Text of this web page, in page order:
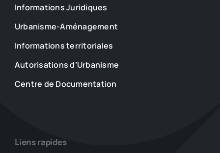
Informations Juridiques
Urbanisme-Aménagement
Informations territoriales
Autorisations d’Urbanisme
Centre de Documentation
Liens rapides